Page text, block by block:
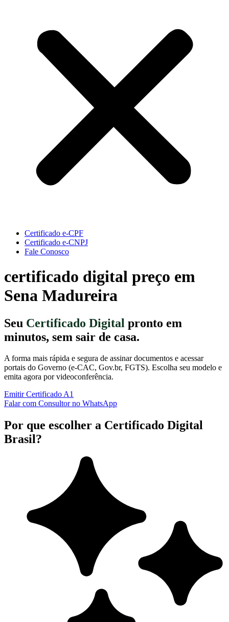
Certificado e-CPF
Certificado e-CNPJ
Fale Conosco
certificado digital preço em
Sena Madureira
Seu Certificado Digital pronto em
minutos, sem sair de casa.
A forma mais rápida e segura de assinar documentos e acessar
portais do Governo (e-CAC, Gov.br, FGTS). Escolha seu modelo e
emita agora por videoconferência.
Emitir Certificado A1
Falar com Consultor no WhatsApp
Por que escolher a Certificado Digital
Brasil?